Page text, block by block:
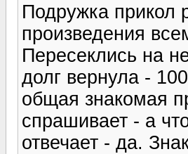
Подружка прикол
произведения
Пересеклись на
долг вернула -
общая знакомая
спрашивает - а
отвечает - да.